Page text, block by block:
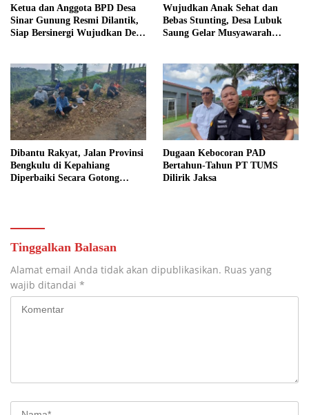
Ketua dan Anggota BPD Desa
Sinar Gunung Resmi Dilantik,
Siap Bersinergi Wujudkan Desa
Wujudkan Anak Sehat dan
Bebas Stunting, Desa Lubuk
Saung Gelar Musyawarah
Dibantu Rakyat, Jalan Provinsi
Bengkulu di Kepahiang
Diperbaiki Secara Gotong
Dugaan Kebocoran PAD
Bertahun-Tahun PT TUMS
Dilirik Jaksa
Tinggalkan Balasan
Alamat email Anda tidak akan dipublikasikan. Ruas yang
wajib ditandai *